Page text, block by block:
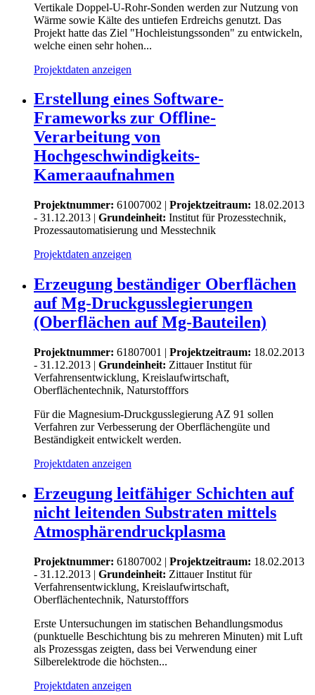
Vertikale Doppel-U-Rohr-Sonden werden zur Nutzung von
Wärme sowie Kälte des untiefen Erdreichs genutzt. Das
Projekt hatte das Ziel "Hochleistungssonden" zu entwickeln,
welche einen sehr hohen...
Projektdaten anzeigen
Erstellung eines Software-
Frameworks zur Offline-
Verarbeitung von
Hochgeschwindigkeits-
Kameraaufnahmen
Projektnummer: 61007002 | Projektzeitraum: 18.02.2013
- 31.12.2013 | Grundeinheit: Institut für Prozesstechnik,
Prozessautomatisierung und Messtechnik
Projektdaten anzeigen
Erzeugung beständiger Oberflächen
auf Mg-Druckgusslegierungen
(Oberflächen auf Mg-Bauteilen)
Projektnummer: 61807001 | Projektzeitraum: 18.02.2013
- 31.12.2013 | Grundeinheit: Zittauer Institut für
Verfahrensentwicklung, Kreislaufwirtschaft,
Oberflächentechnik, Naturstofffors
Für die Magnesium-Druckgusslegierung AZ 91 sollen
Verfahren zur Verbesserung der Oberflächengüte und
Beständigkeit entwickelt werden.
Projektdaten anzeigen
Erzeugung leitfähiger Schichten auf
nicht leitenden Substraten mittels
Atmosphärendruckplasma
Projektnummer: 61807002 | Projektzeitraum: 18.02.2013
- 31.12.2013 | Grundeinheit: Zittauer Institut für
Verfahrensentwicklung, Kreislaufwirtschaft,
Oberflächentechnik, Naturstofffors
Erste Untersuchungen im statischen Behandlungsmodus
(punktuelle Beschichtung bis zu mehreren Minuten) mit Luft
als Prozessgas zeigten, dass bei Verwendung einer
Silberelektrode die höchsten...
Projektdaten anzeigen